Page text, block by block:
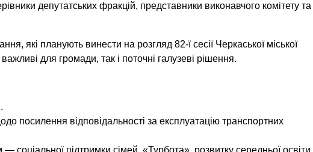
депутатських фракцій, представники виконавчого комітету та
які планують винести на розгляд 82-ї сесії Черкаської міської
для громади, так і поточні галузеві рішення.
посилення відповідальності за експлуатацію транспортних
— соціальної підтримки сімей, «Турбота», розвитку середньої освіти,